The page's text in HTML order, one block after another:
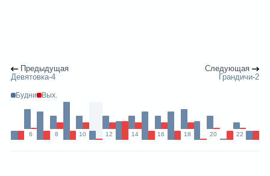
Предыдущая
Девятовка-4
Следующая
Грандичи-2
Будни Вых.
6 8 10 12 14 16 18 20 22